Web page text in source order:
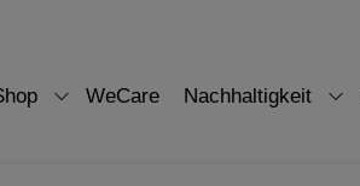
WeCare Nachhaltigkeit